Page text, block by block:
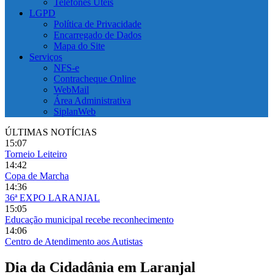
Telefones Úteis
LGPD
Política de Privacidade
Encarregado de Dados
Mapa do Site
Serviços
NFS-e
Contracheque Online
WebMail
Área Administrativa
SiplanWeb
ÚLTIMAS NOTÍCIAS
15:07
Torneio Leiteiro
14:42
Copa de Marcha
14:36
36ª EXPO LARANJAL
15:05
Educação municipal recebe reconhecimento
14:06
Centro de Atendimento aos Autistas
Dia da Cidadânia em Laranjal